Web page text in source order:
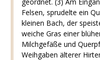
Felsen, sprudelte ein
kleinen Bach, der
weiche Gras einer
Milchgefäße und
Weihgaben älterer